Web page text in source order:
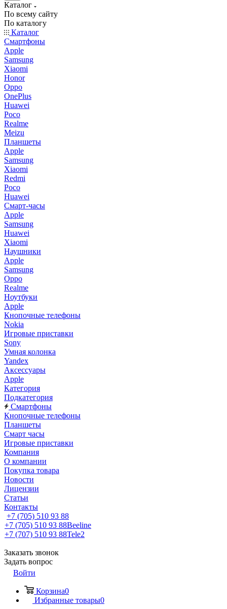
Каталог
По всему сайту
По каталогу
Каталог
Смартфоны
Apple
Samsung
Xiaomi
Honor
Oppo
OnePlus
Huawei
Poco
Realme
Meizu
Планшеты
Apple
Samsung
Xiaomi
Redmi
Poco
Huawei
Смарт-часы
Apple
Samsung
Huawei
Xiaomi
Наушники
Apple
Samsung
Oppo
Realme
Ноутбуки
Apple
Кнопочные телефоны
Nokia
Игровые приставки
Sony
Умная колонка
Yandex
Аксессуары
Apple
Категория
Подкатегория
Смартфоны
Кнопочные телефоны
Планшеты
Смарт часы
Игровые приставки
Компания
О компании
Покупка товара
Новости
Лицензии
Статьи
Контакты
+7 (705) 510 93 88
+7 (705) 510 93 88Beeline
+7 (707) 510 93 88Tele2
Заказать звонок
Задать вопрос
Войти
Корзина0
Избранные товары0